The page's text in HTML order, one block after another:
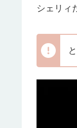
シェリィ